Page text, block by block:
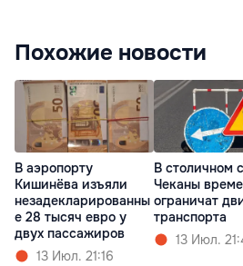
Похожие новости
В аэропорту
Кишинёва изъяли
незадекларированны
е 28 тысяч евро у
двух пассажиров
13 Июл. 21:16
В столичном
Чеканы
ограничат
транспорта
13 Июл.